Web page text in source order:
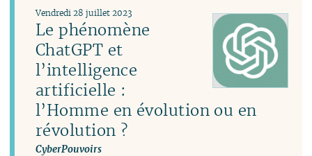
Le phénomène
ChatGPT et
l’intelligence
artificielle :
l’Homme en évolution ou en
révolution ?
CyberPouvoirs
Vendredi 28 juillet 2023